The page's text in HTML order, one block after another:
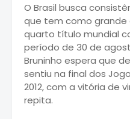
O Brasil busca
que tem como
quarto título mundial
período de 30 de
Bruninho espera que
sentiu na final dos
2012, com a vitória de
repita.